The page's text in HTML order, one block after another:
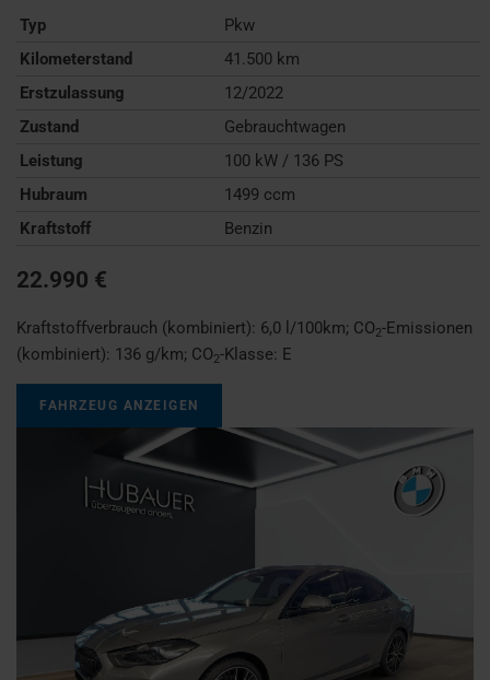
Typ
Pkw
Kilometerstand
41.500 km
Erstzulassung
12/2022
Zustand
Gebrauchtwagen
Leistung
100 kW / 136 PS
Hubraum
1499 ccm
Kraftstoff
Benzin
22.990 €
Kraftstoffverbrauch (kombiniert): 6,0 l/100km; CO2-Emissionen
(kombiniert): 136 g/km; CO2-Klasse: E
FAHRZEUG ANZEIGEN